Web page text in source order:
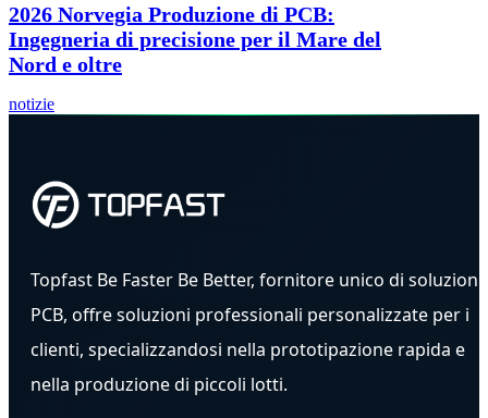
2026 Norvegia Produzione di PCB:
Ingegneria di precisione per il Mare del
Nord e oltre
notizie
Topfast Be Faster Be Better, fornitore unico di soluzioni
PCB, offre soluzioni professionali personalizzate per i
clienti, specializzandosi nella prototipazione rapida e
nella produzione di piccoli lotti.